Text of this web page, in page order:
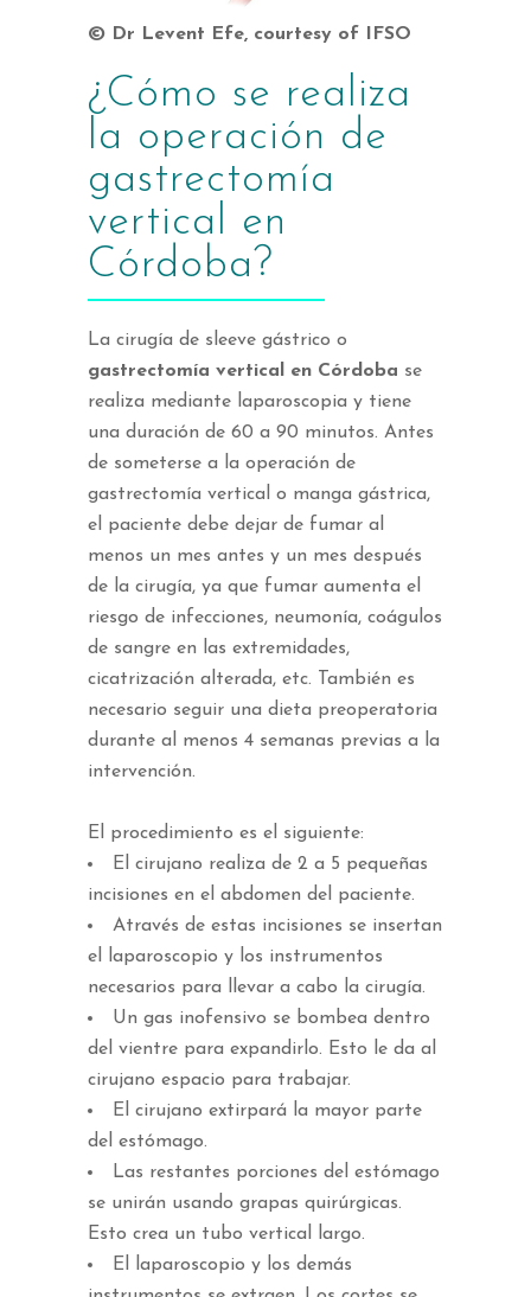
© Dr Levent Efe, courtesy of IFSO
¿Cómo se realiza
la operación de
gastrectomía
vertical en
Córdoba?
La cirugía de sleeve gástrico o
gastrectomía vertical en Córdoba se
realiza mediante laparoscopia y tiene
una duración de 60 a 90 minutos. Antes
de someterse a la operación de
gastrectomía vertical o manga gástrica,
el paciente debe dejar de fumar al
menos un mes antes y un mes después
de la cirugía, ya que fumar aumenta el
riesgo de infecciones, neumonía, coágulos
de sangre en las extremidades,
cicatrización alterada, etc. También es
necesario seguir una dieta preoperatoria
durante al menos 4 semanas previas a la
intervención.
El procedimiento es el siguiente:
El cirujano realiza de 2 a 5 pequeñas
incisiones en el abdomen del paciente.
Através de estas incisiones se insertan
el laparoscopio y los instrumentos
necesarios para llevar a cabo la cirugía.
Un gas inofensivo se bombea dentro
del vientre para expandirlo. Esto le da al
cirujano espacio para trabajar.
El cirujano extirpará la mayor parte
del estómago.
Las restantes porciones del estómago
se unirán usando grapas quirúrgicas.
Esto crea un tubo vertical largo.
El laparoscopio y los demás